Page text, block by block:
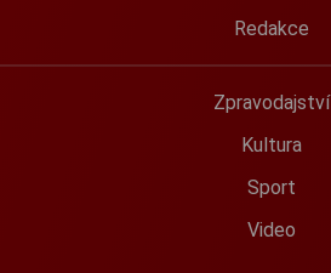
Redakce
Zpravodajství
Kultura
Sport
Video